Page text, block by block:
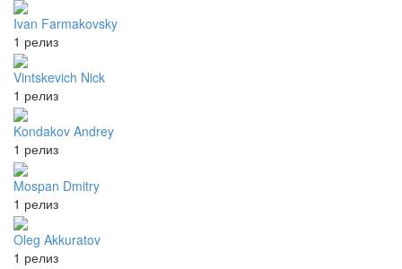
Ivan Farmakovsky
1 релиз
Vintskevich Nick
1 релиз
Kondakov Andrey
1 релиз
Mospan Dmitry
1 релиз
Oleg Akkuratov
1 релиз